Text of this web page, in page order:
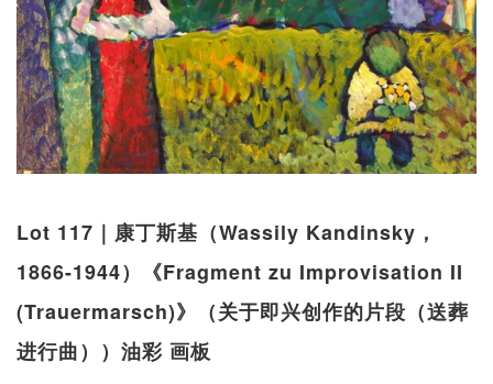
Lot 117｜康丁斯基（Wassily Kandinsky，
1866-1944）《Fragment zu Improvisation II
(Trauermarsch)》（关于即兴创作的片段（送葬
进行曲））油彩 画板